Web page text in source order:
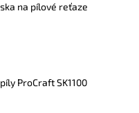
na pílové reťaze
ProCraft SK1100